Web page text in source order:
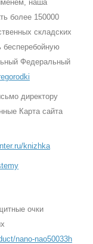
наша
более 150000
складских
Федеральный
директору
Карта сайта
knizhka
очки
nano-nao50033h